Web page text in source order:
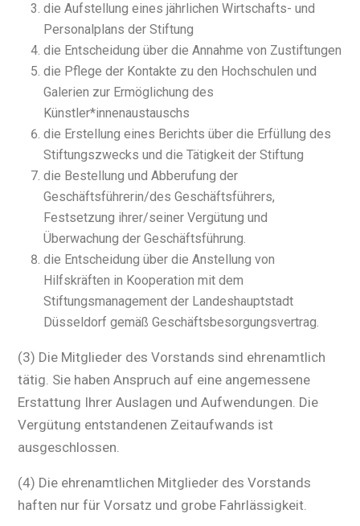
die Aufstellung eines jährlichen Wirtschafts- und
Personalplans der Stiftung
die Entscheidung über die Annahme von Zustiftungen
die Pflege der Kontakte zu den Hochschulen und
Galerien zur Ermöglichung des
Künstler*innenaustauschs
die Erstellung eines Berichts über die Erfüllung des
Stiftungszwecks und die Tätigkeit der Stiftung
die Bestellung und Abberufung der
Geschäftsführerin/des Geschäftsführers,
Festsetzung ihrer/seiner Vergütung und
Überwachung der Geschäftsführung.
die Entscheidung über die Anstellung von
Hilfskräften in Kooperation mit dem
Stiftungsmanagement der Landeshauptstadt
Düsseldorf gemäß Geschäftsbesorgungsvertrag.
(3) Die Mitglieder des Vorstands sind ehrenamtlich
tätig. Sie haben Anspruch auf eine angemessene
Erstattung Ihrer Auslagen und Aufwendungen. Die
Vergütung entstandenen Zeitaufwands ist
ausgeschlossen.
(4) Die ehrenamtlichen Mitglieder des Vorstands
haften nur für Vorsatz und grobe Fahrlässigkeit.